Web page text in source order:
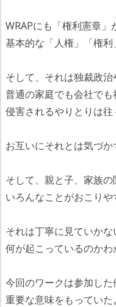
WRAPにも「権利憲章」
基本的な「人権」「権利
そして、それは独裁政
普通の家庭でも会社でも
侵害されるやりとりは往
お互いにそれとは気づか
そして、親と子、家族
いろんなことがおこりや
それは丁寧に見ていかな
何が起こっているのかわ
今回のワークは参加した
重要な意味をもっていた